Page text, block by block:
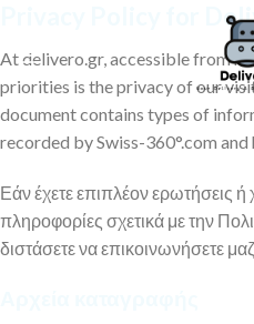
περιεχόμενο
Privacy Policy for
At delivero.gr, accessible from
priorities is the privacy of our
document contains types of
recorded by Swiss-360°.com and
Εάν έχετε επιπλέον ερωτήσεις ή
πληροφορίες σχετικά με την
διστάσετε να επικοινωνήσετε